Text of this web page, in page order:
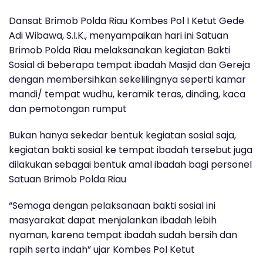
Dansat Brimob Polda Riau Kombes Pol I Ketut Gede
Adi Wibawa, S.I.K., menyampaikan hari ini Satuan
Brimob Polda Riau melaksanakan kegiatan Bakti
Sosial di beberapa tempat ibadah Masjid dan Gereja
dengan membersihkan sekelilingnya seperti kamar
mandi/ tempat wudhu, keramik teras, dinding, kaca
dan pemotongan rumput
Bukan hanya sekedar bentuk kegiatan sosial saja,
kegiatan bakti sosial ke tempat ibadah tersebut juga
dilakukan sebagai bentuk amal ibadah bagi personel
Satuan Brimob Polda Riau
“Semoga dengan pelaksanaan bakti sosial ini
masyarakat dapat menjalankan ibadah lebih
nyaman, karena tempat ibadah sudah bersih dan
rapih serta indah” ujar Kombes Pol Ketut